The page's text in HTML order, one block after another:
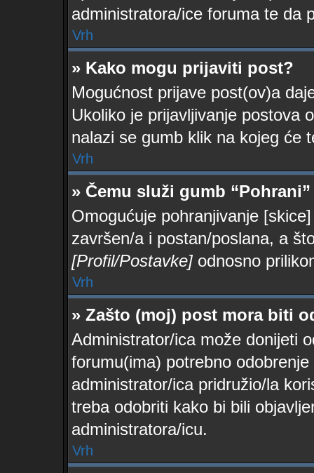
administratora/ice foruma te da
Vrh
» Kako mogu prijaviti post?
Mogućnost prijave post(ov)a
Ukoliko je prijavljivanje postova
nalazi se gumb klik na kojeg će
Vrh
» Čemu služi gumb
Omogućuje pohranjivanje
završen/a i postan/poslana, a
[Profil/Postavke] odnosno
Vrh
» Zašto (moj) post mora biti
Administrator/ica može donijeti
forumu(ima) potrebno
administrator/ica pridružio/la
treba odobriti kako bi bili
administratora/icu.
Vrh